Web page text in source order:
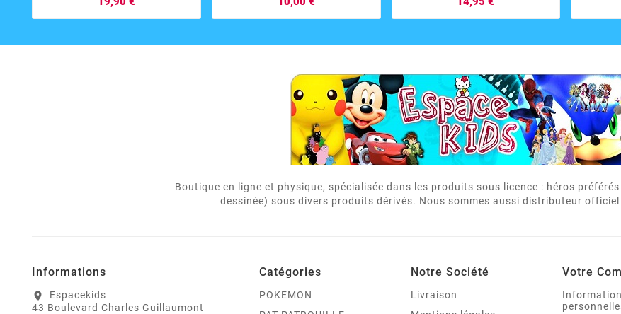
Boutique en ligne et physique, spécialisée dans les produits sous licence : héros
dessinée) sous divers produits dérivés. Nous sommes aussi distributeur
Informations
location_on
Espacekids
43 Boulevard Charles Guillaumont
Catégories
POKEMON
Notre Société
Livraison
Votre